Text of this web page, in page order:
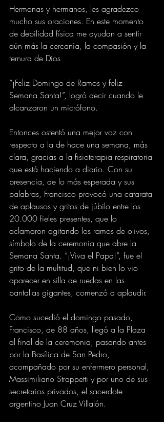
Hermanas y hermanos, les agradezco
mucho sus oraciones. En este momento
de debilidad física me ayudan a sentir
aún más la cercanía, la compasión y la
ternura de Dios
“¡Feliz Domingo de Ramos y feliz
Semana Santa!”, logró decir cuando le
alcanzaron un micrófono.
Entonces ostentó una mejor voz con
respecto a la de hace una semana, más
clara, gracias a la fisioterapia respiratoria
que está haciendo a diario. Con su
presencia, de lo más esperada y sus
palabras, Francisco provocó una catarata
de aplausos y gritos de júbilo entre los
20.000 fieles presentes, que lo
aclamaron agitando los ramos de olivos,
símbolo de la ceremonia que abre la
Semana Santa. “¡Viva el Papa!”, fue el
grito de la multitud, que ni bien lo vio
aparecer en silla de ruedas en las
pantallas gigantes, comenzó a aplaudir.
Como sucedió el domingo pasado,
Francisco, de 88 años, llegó a la Plaza
al final de la ceremonia, pasando antes
por la Basílica de San Pedro,
acompañado por su enfermero personal,
Massimiliano Strappetti y por uno de sus
secretarios privados, el sacerdote
argentino Juan Cruz Villalón.